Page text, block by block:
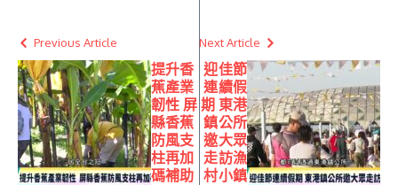
Previous Article
提升香
蕉產業
韌性 屏
縣香蕉
防風支
柱再加
碼補助
Next Article
迎佳節
連續假
期 東港
鎮公所
邀大眾
走訪漁
村小鎮